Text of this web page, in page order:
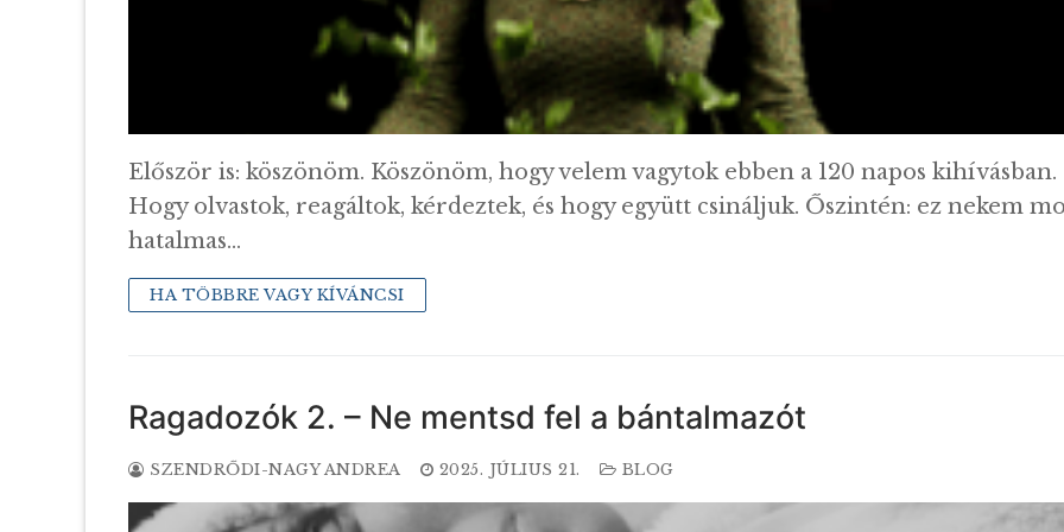
Először is: köszönöm. Köszönöm, hogy velem vagytok ebben a 120 napos kihívásban.
Hogy olvastok, reagáltok, kérdeztek, és hogy együtt csináljuk. Őszintén: ez nekem
hatalmas…
HA TÖBBRE VAGY KÍVÁNCSI
Ragadozók 2. – Ne mentsd fel a bántalmazót
SZENDRŐDI-NAGY ANDREA 2025. JÚLIUS 21. BLOG